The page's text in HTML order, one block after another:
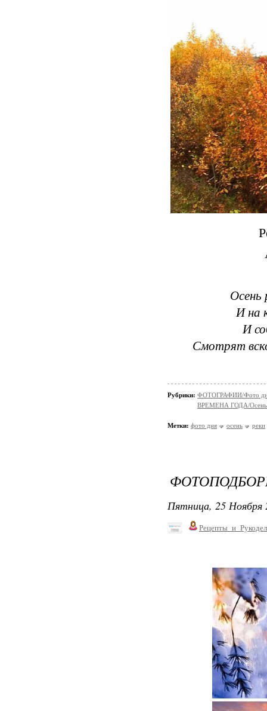
Осень
И на
И
Смотрят
Рубрики: ФОТОГРАФИИ/Фото
ВРЕМЕНА ГОДА/Осень
Метки: фото дня осень реки
Пятница, 25 Ноября